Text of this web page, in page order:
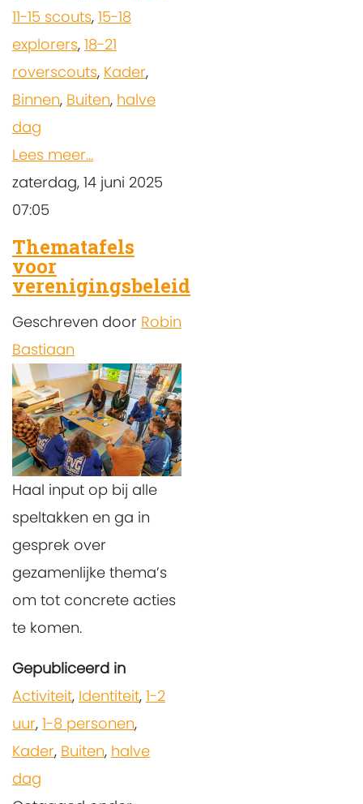
11-15 scouts, 15-18
explorers, 18-21
roverscouts, Kader,
Binnen, Buiten, halve
dag
Lees meer...
zaterdag, 14 juni 2025
07:05
Thematafels
voor
verenigingsbeleid
Geschreven door Robin
Bastiaan
Haal input op bij alle
speltakken en ga in
gesprek over
gezamenlijke thema’s
om tot concrete acties
te komen.
Gepubliceerd in
Activiteit, Identiteit, 1-2
uur, 1-8 personen,
Kader, Buiten, halve
dag